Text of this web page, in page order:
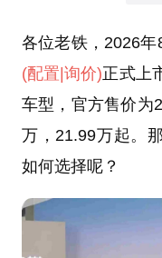
各位老铁，2026年
(配置|询价)正式上
车型，官方售价为
万，21.99万起。
如何选择呢？